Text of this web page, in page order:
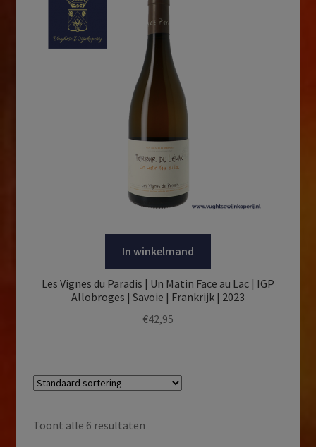
In winkelmand
Les Vignes du Paradis | Un Matin Face au Lac | IGP
Allobroges | Savoie | Frankrijk | 2023
€42,95
Toont alle 6 resultaten